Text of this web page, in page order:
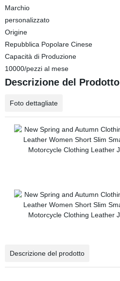
Marchio
personalizzato
Origine
Repubblica Popolare Cinese
Capacità di Produzione
10000/pezzi al mese
Descrizione del Prodotto
Foto dettagliate
Descrizione del prodotto